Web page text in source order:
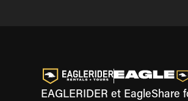
EAGLERIDER et EagleShare